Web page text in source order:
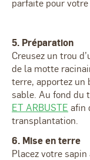
parfaite pour votre
5. Préparation
Creusez un trou
de la motte
terre, apportez un
sable. Au fond du
ET ARBUSTE afin
transplantation.
6. Mise en terre
Placez votre